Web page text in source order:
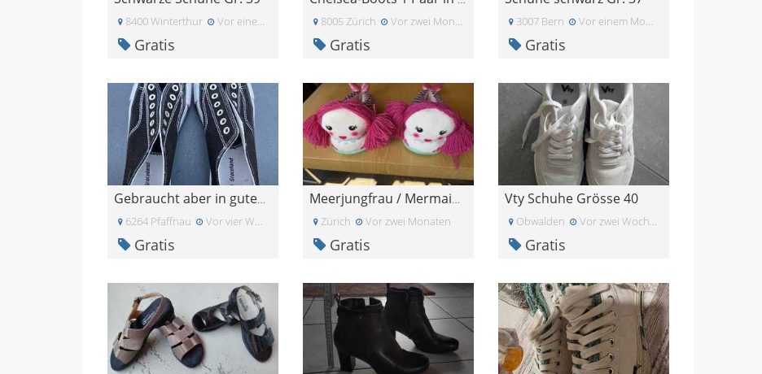
8400 Winterthur Vor einem Monat
Gratis
8005 Zürich Vor zwei Monaten
Gratis
3007 Bern Vor einem Monat
Gratis
Gebraucht aber in gutem Zustand
6264 Pfaffnau Vor vier Wochen
Gratis
Meerjungfrau / Mermaid Hausschuhe Gr. 39 - 41
Zürich Vor zwei Monaten
Gratis
Vty Schuhe Grösse 40
Obwalden Vor zwei Wochen
Gratis